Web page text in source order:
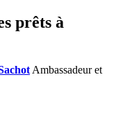
prêts à
Ambassadeur et